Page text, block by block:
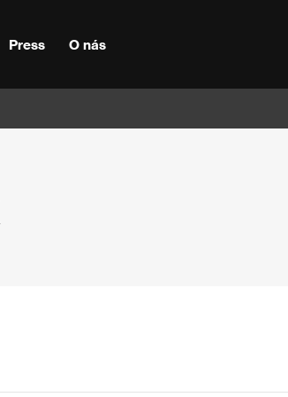
Press O nás